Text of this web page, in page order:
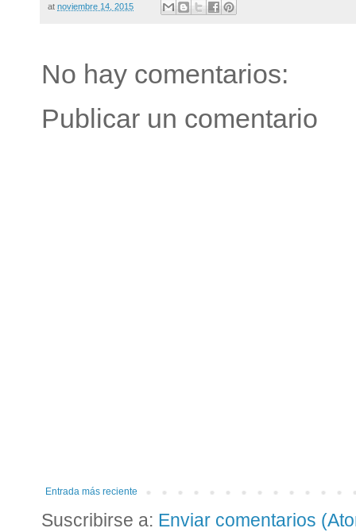
at noviembre 14, 2015
No hay comentarios:
Publicar un comentario
Entrada más reciente
Suscribirse a: Enviar comentarios